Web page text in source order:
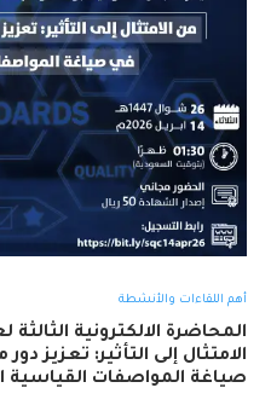
أهم اللقاءات والأنشطة
الامتثال إلى التأثير: تعزيز
صياغة المواصفات القياسية